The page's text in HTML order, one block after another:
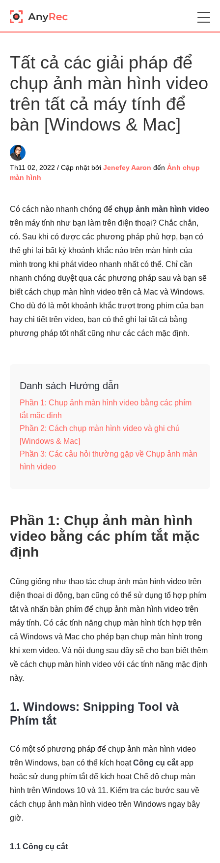
Tất cả các giải pháp để
chụp ảnh màn hình video
trên tất cả máy tính để
bàn [Windows & Mac]
Th11 02, 2022 / Cập nhật bởi Jenefey Aaron đến Ảnh chụp
màn hình
Có cách nào nhanh chóng để chụp ảnh màn hình video
trên máy tính như bạn làm trên điện thoại? Chắc chắn,
có. Sau khi có được các phương pháp phù hợp, bạn có
thể ghi lại bất kỳ khoảnh khắc nào trên màn hình của
mình trong khi phát video nhanh nhất có thể. Chỉ cần
nhanh chóng duyệt qua các phương pháp sau và bạn sẽ
biết cách chụp màn hình video trên cả Mac và Windows.
Cho dù đó là một khoảnh khắc trượt trong phim của bạn
hay chi tiết trên video, bạn có thể ghi lại tất cả bằng
phương pháp tốt nhất cũng như các cách mặc định.
Danh sách Hướng dẫn
Phần 1: Chụp ảnh màn hình video bằng các phím
tắt mặc định
Phần 2: Cách chụp màn hình video và ghi chú
[Windows & Mac]
Phần 3: Các câu hỏi thường gặp về Chụp ảnh màn
hình video
Phần 1: Chụp ảnh màn hình
video bằng các phím tắt mặc
định
Cũng giống như thao tác chụp ảnh màn hình video trên
điện thoại di động, bạn cũng có thể sử dụng tổ hợp phím
tắt và nhấn bàn phím để chụp ảnh màn hình video trên
máy tính. Có các tính năng chụp màn hình tích hợp trên
cả Windows và Mac cho phép bạn chụp màn hình trong
khi xem video. Và nội dung sau đây sẽ cho bạn biết thêm
về cách chụp màn hình video với các tính năng mặc định
này.
1. Windows: Snipping Tool và
Phím tắt
Có một số phương pháp để chụp ảnh màn hình video
trên Windows, bạn có thể kích hoạtCông cụ cắt app
hoặc sử dụng phím tắt để kích hoạt Chế độ chụp màn
hình trên Windows 10 và 11. Kiểm tra các bước sau về
cách chụp ảnh màn hình video trên Windows ngay bây
giờ.
1.1 Công cụ cắt